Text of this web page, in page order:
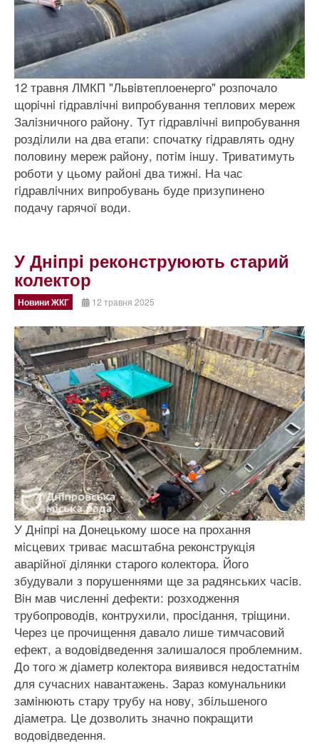
12 травня ЛМКП "Львiвтеплоенерго" розпочало
щорiчнi гiдравлiчнi випробування теплових мереж
Залiзничного району. Тут гiдравлiчнi випробування
роздiлили на два етапи: спочатку гiдравлять одну
половину мереж району, потiм iншу. Триватимуть
роботи у цьому районi два тижнi. На час
гiдравлiчних випробувань буде призупинено
подачу гарячої води.
У Днiпрi реконструюють старий
колектор
Новини ЖКГ 12 травня 2025
У Днiпрi на Донецькому шосе на прохання
мiсцевих триває масштабна реконструкцiя
аварiйної дiлянки старого колектора. Його
збудували з порушеннями ще за радянських часiв.
Вiн мав численнi дефекти: розходження
трубопроводiв, контрухили, просiдання, трiщини.
Через це прочищення давало лише тимчасовий
ефект, а водовiдведення залишалося проблемним.
До того ж дiаметр колектора виявився недостатнiм
для сучасних навантажень. Зараз комунальники
замiнюють стару трубу на нову, збiльшеного
дiаметра. Це дозволить значно покращити
водовiдведення.